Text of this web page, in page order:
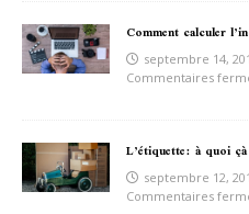
Comment calculer
septembre 14,
Commentaires
L’étiquette: à quoi
septembre 12,
Commentaires